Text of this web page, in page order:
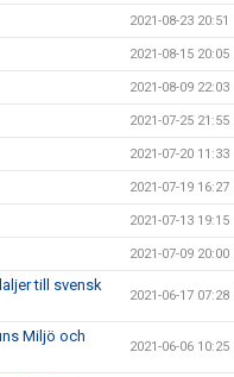
2021-08-23 20:51
2021-08-15 20:05
2021-08-09 22:03
2021-07-25 21:55
2021-07-20 11:33
2021-07-19 16:27
2021-07-13 19:15
2021-07-09 20:00
till svensk
2021-06-17 07:28
Miljö och
2021-06-06 10:25